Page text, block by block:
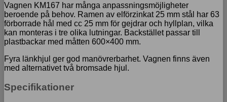
Vagnen KM167 har många anpassningsmöjligheter
beroende på behov. Ramen av elförzinkat 25 mm stål har 63
förborrade hål med cc 25 mm för gejdrar och hyllplan, vilka
kan monteras i tre olika lutningar. Backstället passar till
plastbackar med måtten 600×400 mm.
Fyra länkhjul ger god manövrerbarhet. Vagnen finns även
med alternativet två bromsade hjul.
Specifikationer